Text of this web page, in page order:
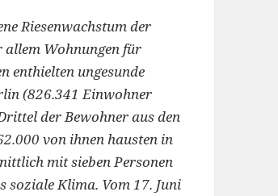
Riesenwachstum der
allem Wohnungen für
enthielten ungesunde
(826.341 Einwohner
der Bewohner aus den
von ihnen hausten in
mit sieben Personen
soziale Klima. Vom 17. Juni